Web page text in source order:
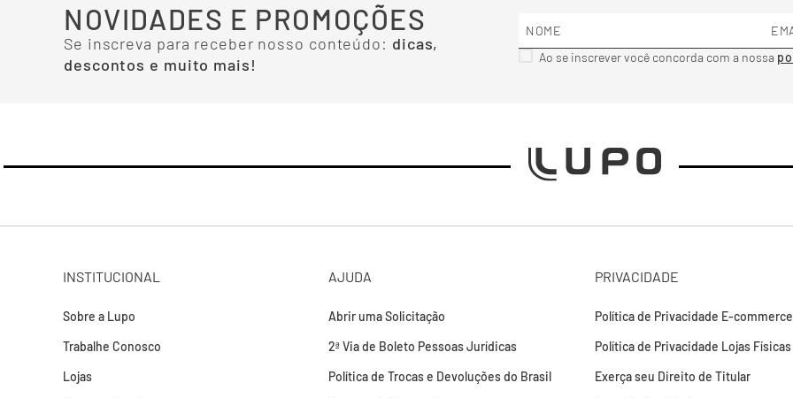
NOVIDADES E PROMOÇÕES
Se inscreva para receber nosso conteúdo: dicas,
descontos e muito mais!
Ao se inscrever você concorda com a nossa
INSTITUCIONAL
Sobre a Lupo
Trabalhe Conosco
Lojas
AJUDA
Abrir uma Solicitação
2ª Via de Boleto Pessoas Jurídicas
Política de Trocas e Devoluções do Brasil
PRIVACIDADE
Política de Privacidade E-commerce
Política de Privacidade Lojas Físicas
Exerça seu Direito de Titular